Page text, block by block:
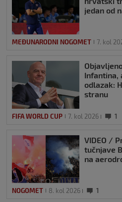
jedan od
MEĐUNARODNI NOGOMET 7. kol
Infantina,
odlazak:
stranu
FIFA WORLD CUP 7. kol 2026 1
VIDEO /
tučnjave
na
NOGOMET 8. kol 2026 1